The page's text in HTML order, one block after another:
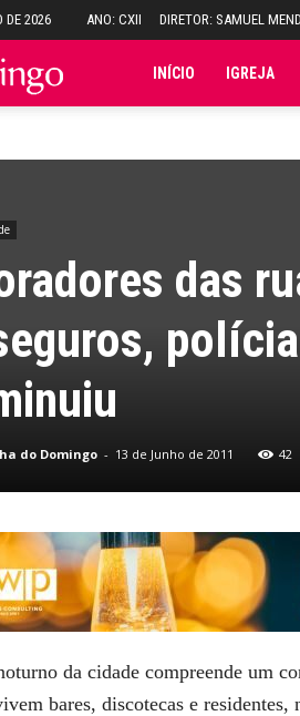
DE 2026 ANO: CXII DIRETOR: SAMUEL
Folha INÍCIO IGREJA
das
do Domingo - 13 de Junho de 2011 42
da cidade compreende um
bares, discotecas e residentes,